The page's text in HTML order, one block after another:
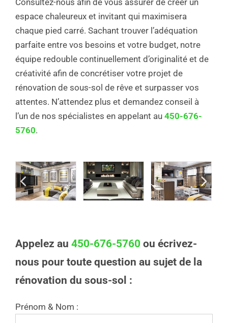
espace chaleureux et invitant qui maximisera
chaque pied carré. Sachant trouver l’adéquation
parfaite entre vos besoins et votre budget, notre
équipe redouble continuellement d’originalité et de
créativité afin de concrétiser votre projet de
rénovation de sous-sol de rêve et surpasser vos
attentes. N’attendez plus et demandez conseil à
l’un de nos spécialistes en appelant au 450-676-
5760.
Appelez au 450-676-5760 ou écrivez-
nous pour toute question au sujet de la
rénovation du sous-sol :
Prénom & Nom :